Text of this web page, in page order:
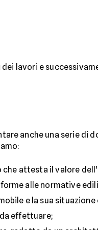
dei lavori e
anche una serie
attesta il valore
alle normative
e la sua situazione
effettuare;